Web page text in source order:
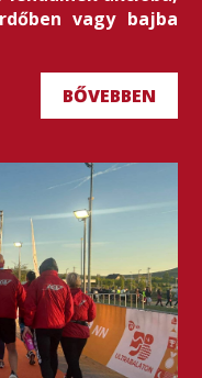
vagy bajba
BŐVEBBEN